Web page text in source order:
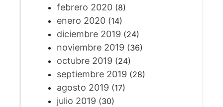
febrero 2020(8)
enero 2020(14)
diciembre 2019 (24)
noviembre 2019 (36)
octubre 2019 (24)
septiembre 2019 (28)
agosto 2019 (17)
julio 2019 (30)